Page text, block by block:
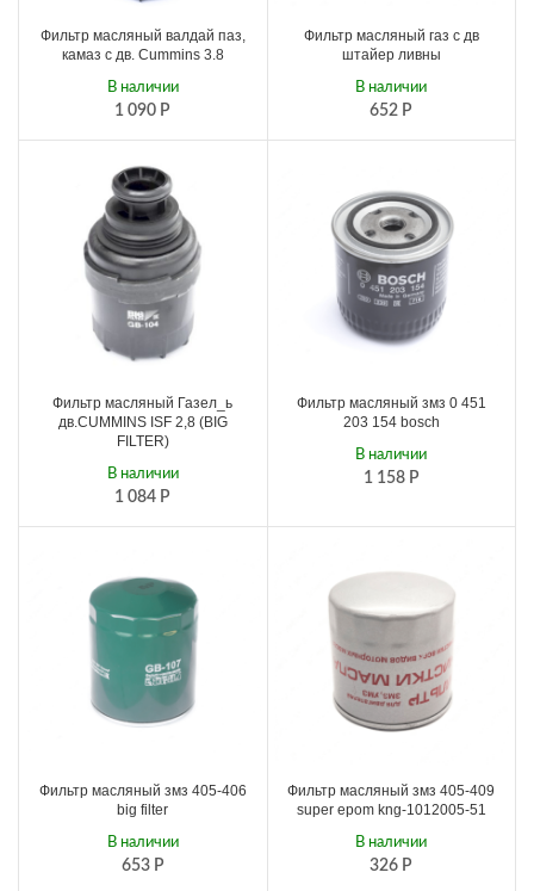
Фильтр масляный валдай паз,
камаз с дв. Cummins 3.8
1 090 Р
В наличии
Фильтр масляный газ с дв
штайер ливны
652 Р
В наличии
Фильтр масляный Газел_ь
дв.CUMMINS ISF 2,8 (BIG
FILTЕR)
1 084 Р
В наличии
Фильтр масляный змз 0 451
203 154 bosch
1 158 Р
В наличии
Фильтр масляный змз 405-406
big filtеr
653 Р
В наличии
Фильтр масляный змз 405-409
super epom kng-1012005-51
326 Р
В наличии